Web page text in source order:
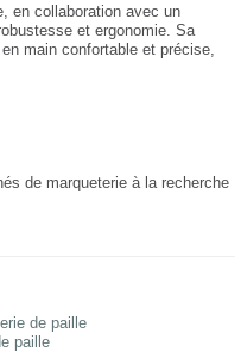
en collaboration avec un
et ergonomie. Sa
main confortable et précise,
de marqueterie à la recherche
de paille
paille